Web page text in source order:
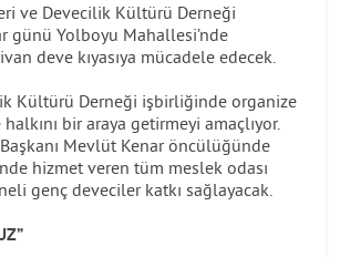
ve Devecilik Kültürü Derneği
günü Yolboyu Mahallesi’nde
deve kıyasıya mücadele edecek.
Kültürü Derneği işbirliğinde organize
bir araya getirmeyi amaçlıyor.
Mevlüt Kenar öncülüğünde
hizmet veren tüm meslek odası
genç deveciler katkı sağlayacak.